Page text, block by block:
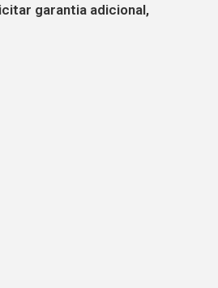
garantia adicional,